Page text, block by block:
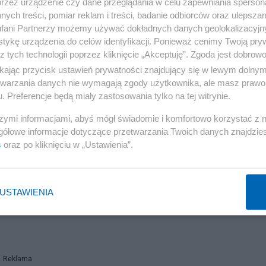
Reklama
że właścicielowi sklepu postawiono już zarzuty.
przeciw wszystkiemu, na czym opiera się
jego własności? Oczywiście. Jego sklep, jego
sklep obok), albo zarobi, ale to on ryzykuje.
bo wtedy to już jest faszyzm, nazizm, dyskryminacja i
to bardzo dobrze w Palestynie – państwo żydowskie
a teraz przeszło płynnie do
Reklama
treści, pomiar reklam i treści, badanie odbiorców oraz
Partnerzy możemy używać dokładnych danych
urządzenia do celów identyfikacji. Ponieważ cenimy Twoją
tych technologii poprzez kliknięcie „Akceptuję”. Zgoda jest
przycisk ustawień prywatności znajdujący się w lewym
danych nie wymagają zgody użytkownika, ale masz
Preferencje będą miały zastosowania tylko na tej witrynie.
informacjami, abyś mógł świadomie i komfortowo korzystać z
informacje dotyczące przetwarzania Twoich danych
oraz po kliknięciu w „Ustawienia”.
USTAWIENIA